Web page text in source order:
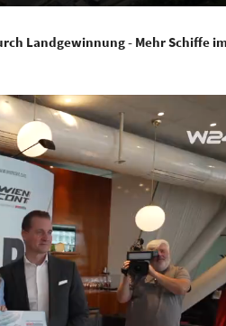
Landgewinnung - Mehr Schiffe